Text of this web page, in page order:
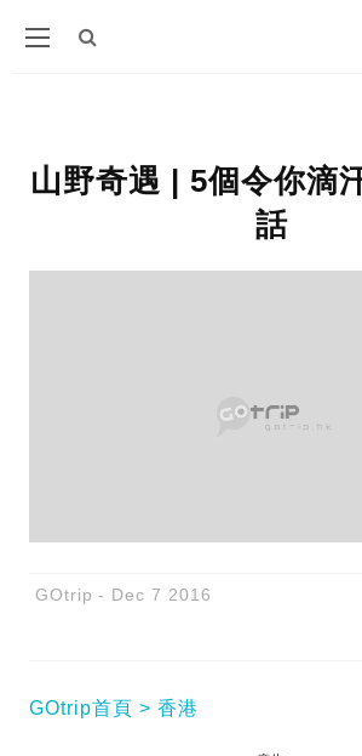
山野奇遇 | 5個令你滴
話
GOtrip Dec 7 2016
GOtrip首頁 香港